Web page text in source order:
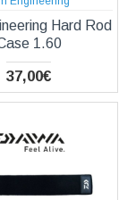
Hard Rod
1.60
37,00€